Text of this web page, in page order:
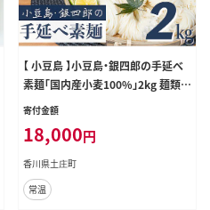
【 小豆島 】小豆島・銀四郎の手延べ
素麺「国内産小麦100%」2kg 麺類
そうめん
寄付金額
18,000円
香川県土庄町
常温